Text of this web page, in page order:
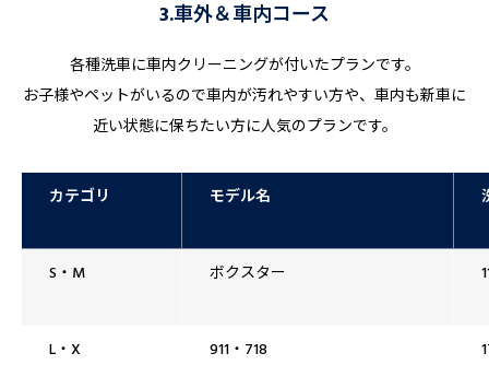
3.車外＆車内コース
各種洗車に車内クリーニングが付いたプランです。
お子様やペットがいるので車内が汚れやすい方や、車内も新車に
近い状態に保ちたい方に人気のプランです。
カテゴリ モデル名
S・M ボクスター
L・X
911・718